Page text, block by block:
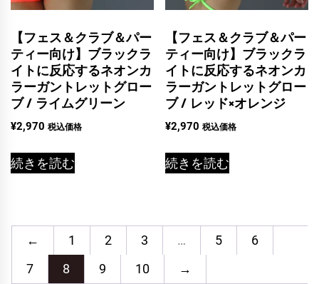
【フェス＆クラブ＆パー
ティー向け】ブラックラ
イトに反応するネオンカ
ラーガントレットグロー
ブ / ライムグリーン
¥2,970 税込価格
続きを読む
【フェス＆クラブ＆パー
ティー向け】ブラックラ
イトに反応するネオンカ
ラーガントレットグロー
ブ / レッド×オレンジ
¥2,970 税込価格
続きを読む
← 1 2 3 … 5
6
7
8 9 10 →